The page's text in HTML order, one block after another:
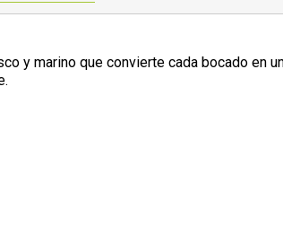
y marino que convierte cada bocado en